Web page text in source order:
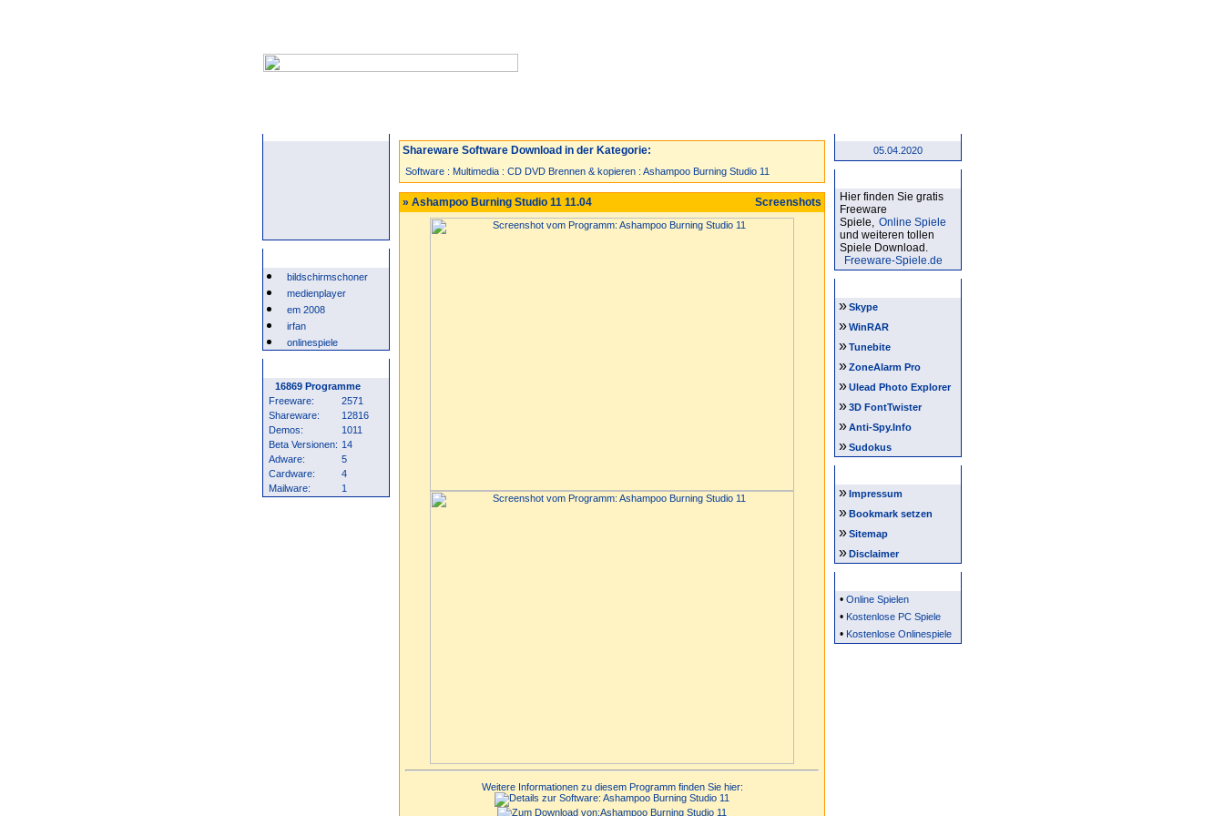
bildschirmschoner
medienplayer
em 2008
irfan
onlinespiele
16869 Programme
Freeware:
2571
Shareware:
12816
Demos:
1011
Beta Versionen: 14
Adware:
5
Cardware:
4
Mailware:
1
Shareware Software Download in der Kategorie:
Software : Multimedia : CD DVD Brennen & kopieren : Ashampoo Burning Studio 11
» Ashampoo Burning Studio 11 11.04 Screenshots
Weitere Informationen zu diesem Programm finden Sie hier:
05.04.2020
Hier finden Sie gratis
Freeware
Spiele, Online Spiele
und weiteren tollen
Spiele Download.
Freeware-Spiele.de
»Skype
»WinRAR
»Tunebite
»ZoneAlarm Pro
»Ulead Photo Explorer
»3D FontTwister
»Anti-Spy.Info
»Sudokus
»Impressum
»Bookmark setzen
»Sitemap
»Disclaimer
• Online Spielen
• Kostenlose PC Spiele
• Kostenlose Onlinespiele